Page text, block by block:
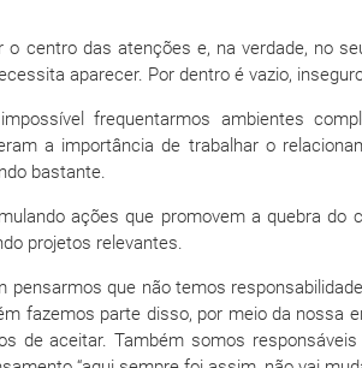
o centro das atenções e, na verdade, no
aparecer. Por dentro é vazio,
frequentarmos ambientes
a importância de trabalhar o
bastante.
ações que promovem a quebra do
projetos relevantes.
pensarmos que não temos
fazemos parte disso, por meio da nossa
de aceitar. Também somos